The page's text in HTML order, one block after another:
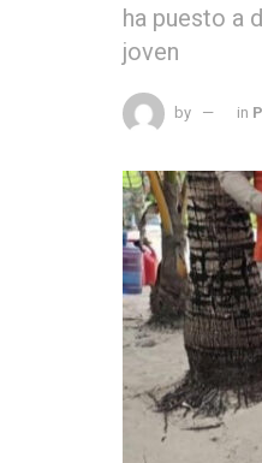
ha puesto a
joven
by in